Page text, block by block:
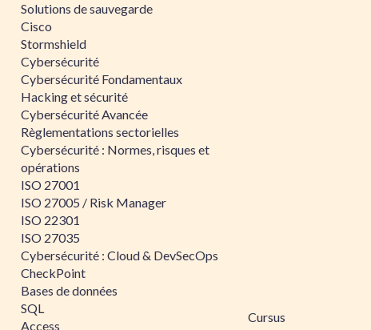
Solutions de sauvegarde
Cisco
Stormshield
Cybersécurité
Cybersécurité Fondamentaux
Hacking et sécurité
Cybersécurité Avancée
Règlementations sectorielles
Cybersécurité : Normes, risques et
opérations
ISO 27001
ISO 27005 / Risk Manager
ISO 22301
ISO 27035
Cybersécurité : Cloud & DevSecOps
CheckPoint
Bases de données
SQL
Access
Cursus